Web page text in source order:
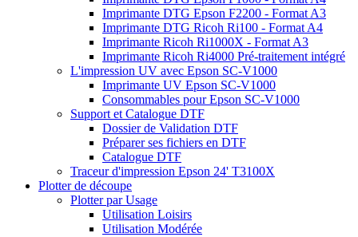
Imprimante DTG Epson F2200 - Format A3
Imprimante DTG Ricoh Ri100 - Format A4
Imprimante Ricoh Ri1000X - Format A3
Imprimante Ricoh Ri4000 Pré-traitement intégré
L'impression UV avec Epson SC-V1000
Imprimante UV Epson SC-V1000
Consommables pour Epson SC-V1000
Support et Catalogue DTF
Dossier de Validation DTF
Préparer ses fichiers en DTF
Catalogue DTF
Traceur d'impression Epson 24' T3100X
Plotter de découpe
Plotter par Usage
Utilisation Loisirs
Utilisation Modérée